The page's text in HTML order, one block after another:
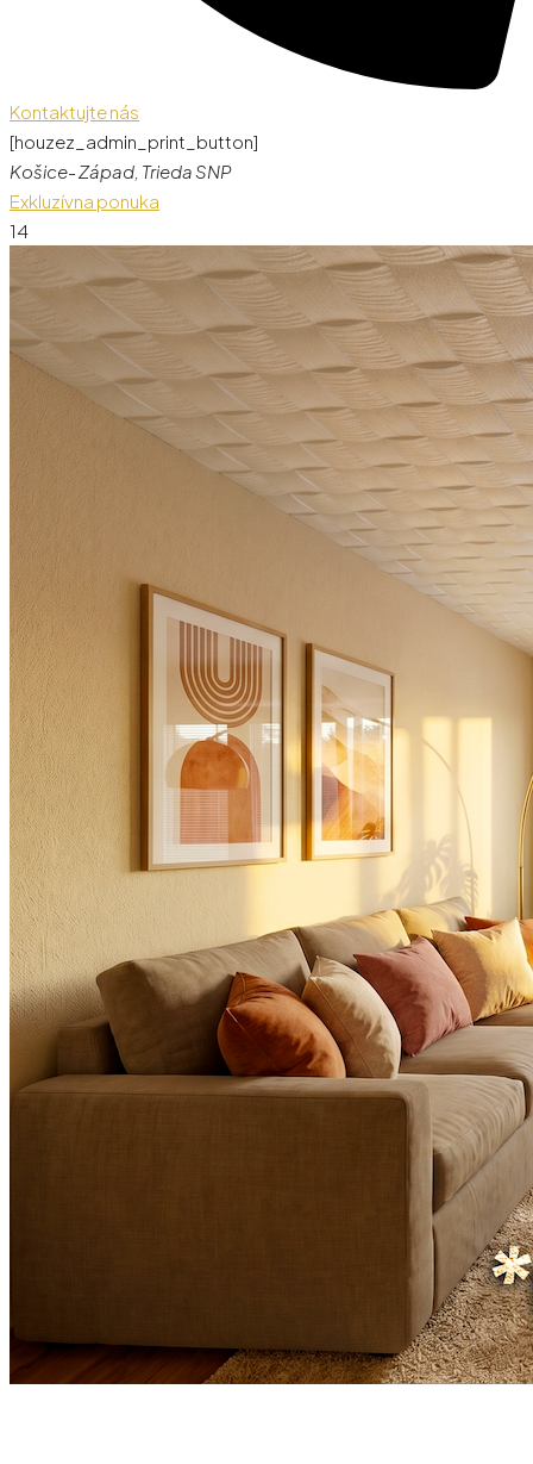
Kontaktujte nás
[houzez_admin_print_button]
Košice- Západ, Trieda SNP
Exkluzívna ponuka
14